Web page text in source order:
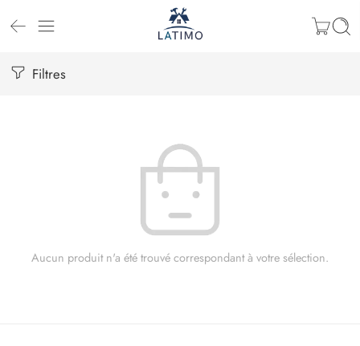
Filtres
Aucun produit n'a été trouvé correspondant à votre sélection.